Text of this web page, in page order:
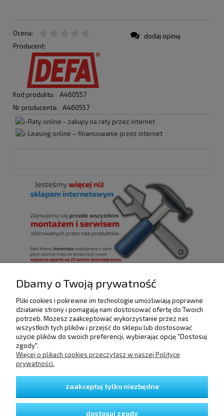
Ocena:
Producent:
Kod produktu:
A460557
Nr producenta:
A460557
dodaj opinię
POMOC
DOSTAWA I PŁATNOŚCI
GWARANCJA I ZWROTY
Dbamy o Twoją prywatność
Pliki cookies i pokrewne im technologie umożliwiają poprawne
działanie strony i pomagają nam dostosować ofertę do Twoich
potrzeb. Możesz zaakceptować wykorzystanie przez nas
wszystkich tych plików i przejść do sklepu lub dostosować
użycie plików do swoich preferencji, wybierając opcję "Dostosuj
zgody".
Więcej o plikach cookies przeczytasz w naszej Polityce
prywatności.
zaakceptuj tylko niezbędne
dostosuj zgody